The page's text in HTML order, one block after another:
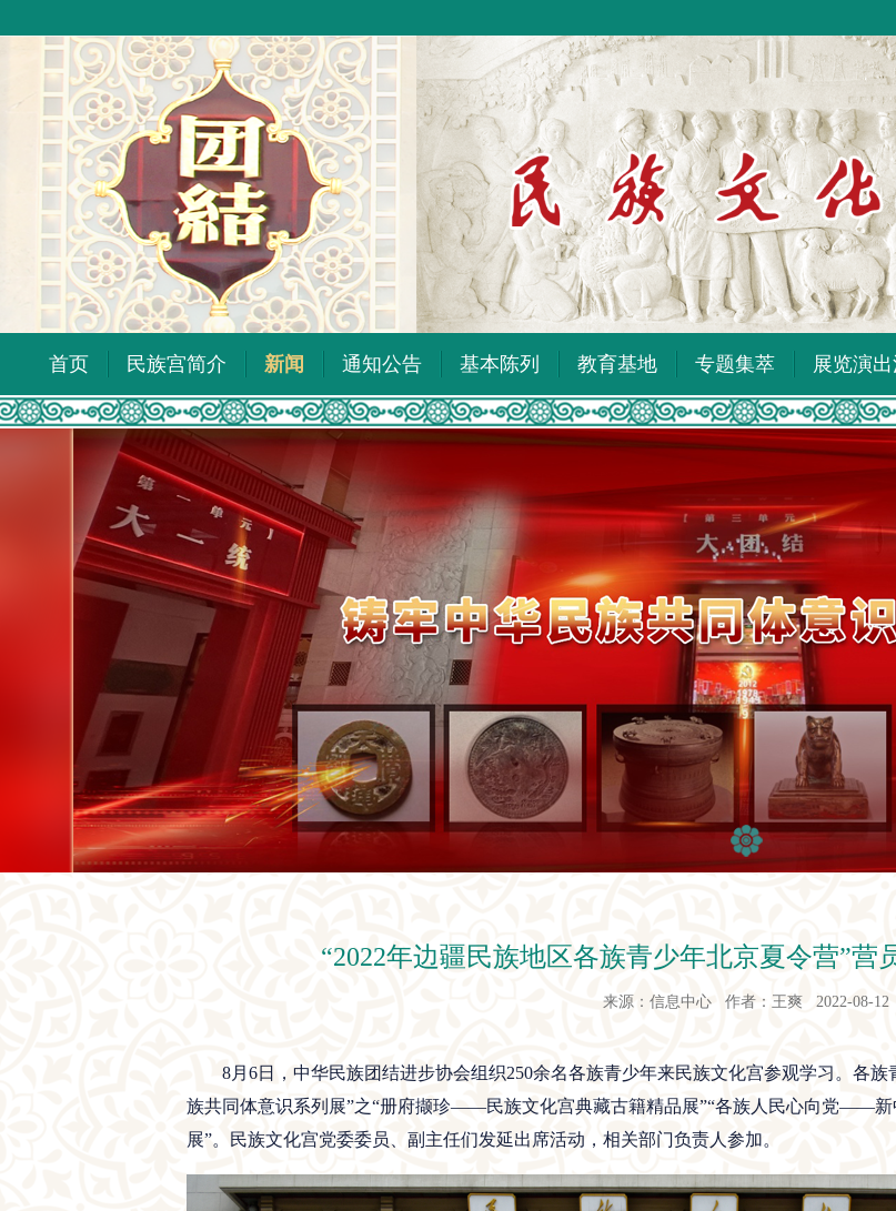
首页 民族宫简介 新闻 通知公告 基本陈列 教育基地 专题集萃 展览演
“2022年边疆民族地区各族青少年北京夏令营”营
来源：信息中心 作者：王爽 2022-08-12
8月6日，中华民族团结进步协会组织250余名各族青少年来民族文化宫参观学习。各族
族共同体意识系列展”之“册府撷珍——民族文化宫典藏古籍精品展”“各族人民心向党——
展”。民族文化宫党委委员、副主任们发延出席活动，相关部门负责人参加。